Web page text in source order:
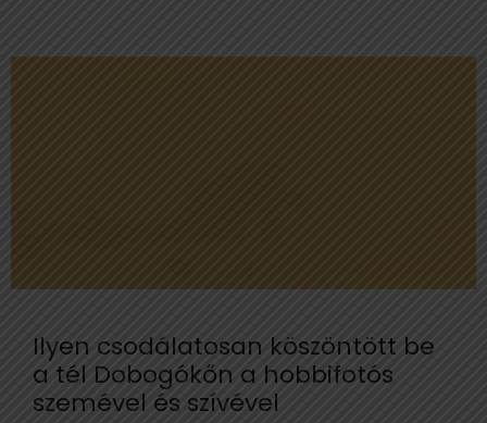
Ilyen csodálatosan köszöntött be
a tél Dobogókőn a hobbifotós
szemével és szívével